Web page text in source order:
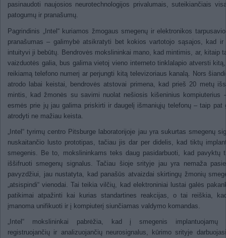
pasinaudoti naujosios neurotechnologijos privalumais, suteikiančiais
patogumų ir pranašumų.
Pagrindinis „Intel“ kuriamos žmogaus smegenų ir elektronikos
pranašumas – galimybė atsikratyti bet kokios vartotojo sąsajos, kad ir
intuityvi ji bebūtų. Bendrovės mokslininkai mano, kad mintimis, ar, kitaip
vaizduotės galia, bus galima vietoj vieno interneto tinklalapio atversti
reikiamą telefono numerį ar perjungti kitą televizoriaus kanalą. Nors
atrodo labai keistai, bendrovės atstovai primena, kad prieš 20 metų
mintis, kad žmonės su savimi nuolat nešiosis kišeninius kompiuterius
esmės prie jų jau galima priskirti ir daugelį išmaniųjų telefonų – taip pat
atrodyti ne mažiau keista.
„Intel“ tyrimų centro Pitsburge laboratorijoje jau yra sukurtas smegenų
nuskaitančio lusto prototipas, tačiau jis dar per didelis, kad tiktų
smegenis. Be to, mokslininkams teks daug pasidarbuoti, kad pavyktų
iššifruoti smegenų signalus. Tačiau šioje srityje jau yra nemaža
pavyzdžiui, jau nustatyta, kad panašūs atvaizdai skirtingų žmonių
„atsispindi“ vienodai. Tai teikia vilčių, kad elektroniniai lustai galės
patikimai atpažinti kai kurias standartines reakcijas, o tai reiškia,
įmanoma unifikuoti ir į kompiuterį siunčiamas valdymo komandas.
„Intel“ mokslininkai pabrėžia, kad į smegenis implantuojamų
registruojančių ir analizuojančių neurosignalus, kūrimo srityje